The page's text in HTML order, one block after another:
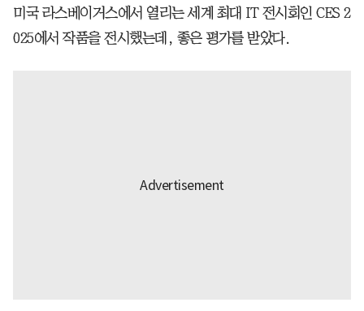
미국 라스베이거스에서 열리는 세계 최대 IT 전시회인 CES 2
025에서 작품을 전시했는데, 좋은 평가를 받았다.